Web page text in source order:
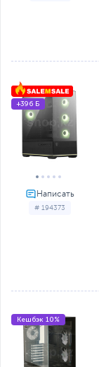
# 194373
+396 Б
Кешбэк 10%